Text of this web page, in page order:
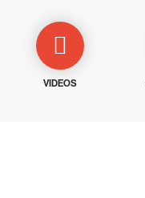
VIDEOS